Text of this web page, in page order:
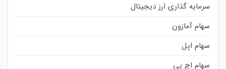
سرمایه گذاری ارز دیجیتال
سهام آمازون
سهام اپل
سهام اچ پی